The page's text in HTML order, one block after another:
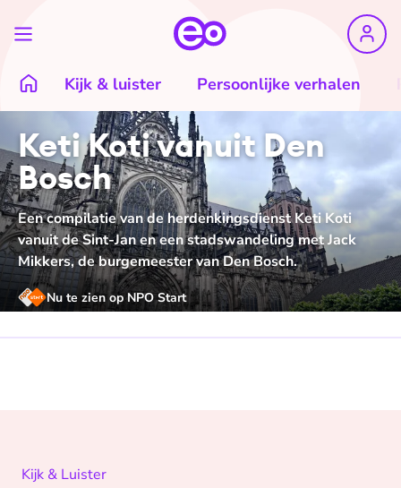
Kijk & luister Persoonlijke verhalen
Keti Koti vanuit Den
Bosch
Een compilatie van de herdenkingsdienst Keti Koti
vanuit de Sint-Jan en een stadswandeling met Jack
Mikkers, de burgemeester van Den Bosch.
Nu te zien op NPO Start
Kijk & Luister